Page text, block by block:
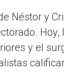
Néstor y
Hoy,
y el